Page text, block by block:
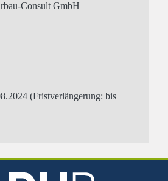
Consult GmbH
(Fristverlängerung: bis